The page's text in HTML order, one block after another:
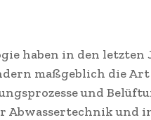
haben in den letzten
maßgeblich die Art
und
Abwassertechnik und